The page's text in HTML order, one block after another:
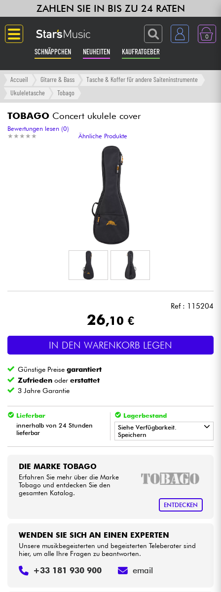
ZAHLEN SIE IN BIS ZU 24 RATEN
0
SCHNÄPPCHEN NEUHEITEN KAUFRATGEBER
Langue
Verstärker & Effekte
Licht
Blasinstrumente
Violinen & Quartett
Kabel & Zubehöre
HiFi
Accueil Gitarre & Bass
Tasche & Koffer für andere Saiteninstrumente
Ukuleletasche
Tobago
TOBAGO Concert ukulele cover
★ ★ ★ ★ ★
★ ★ ★ ★ ★
Bewertungen lesen (0)
Ähnliche Produkte
Ref : 115204
26,10 €
IN DEN WARENKORB LEGEN
Günstige Preisegarantiert
Zufrieden odererstattet
3 Jahre Garantie
Lieferbar
innerhalb von 24 Stunden
lieferbar
Lagerbestand
Siehe Verfügbarkeit.
Speichern
• SMusic LILLE
LYON
DIE MARKE TOBAGO
Erfahren Sie mehr über die Marke
Tobago und entdecken Sie den
gesamten Katalog.
ENTDECKEN
WENDEN SIE SICH AN EINEN EXPERTEN
Unsere musikbegeisterten und begeisterten Teleberater sind
hier, um alle Ihre Fragen zu beantworten.
+33 181 930 900 email